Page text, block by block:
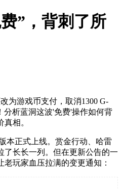
”，背刺了所
为游戏币支付，取消1300 G-
分析蓝洞这波'免费'操作如何背
相。
本正式上线。赏金行动、哈雷
了长长一列。但在更新公告的一
玩家血压拉满的变更通知：